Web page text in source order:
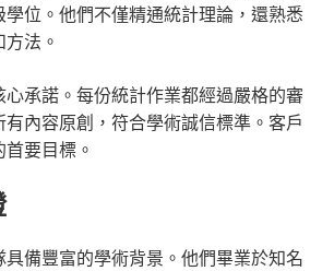
位。他們不僅精通統計理論，還熟悉
法。
承諾。每份統計作業都經過嚴格的審
內容原創，符合學術誠信標準。客戶
要目標。
備豐富的學術背景。他們畢業於知名